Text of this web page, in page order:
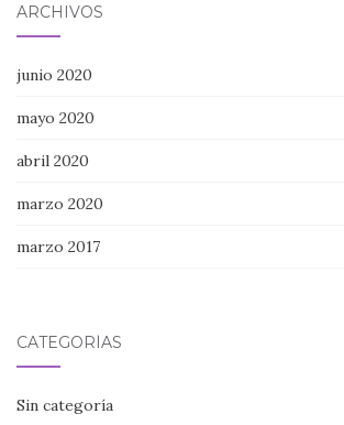
ARCHIVOS
junio 2020
mayo 2020
abril 2020
marzo 2020
marzo 2017
CATEGORÍAS
Sin categoría